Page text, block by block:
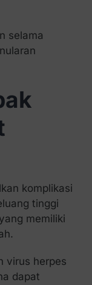
selama
komplikasi
tinggi
memiliki
virus herpes
dapat